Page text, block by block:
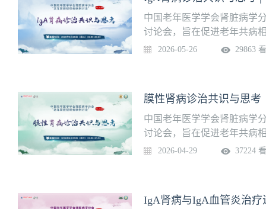
中国老年医学学会肾脏病学
讨论会，旨在促进老年共病
期病例讨论将于2026年5月
2026-05-26 29863
膜性肾病诊治共识与思考
中国老年医学学会肾脏病学
讨论会，旨在促进老年共病
期病例讨论将于2026年4月
2026-04-29 37224
IgA肾病与IgA血管炎治疗